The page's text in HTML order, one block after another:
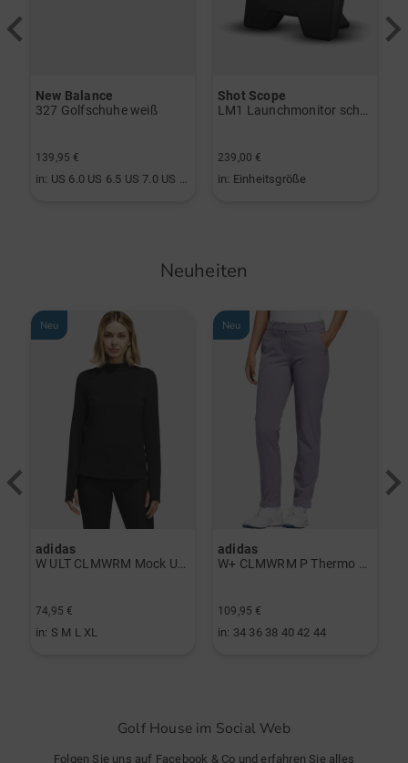
New Balance
327 Golfschuhe weiß
139,95 €
in: US 6.0 US 6.5 US 7.0 US 7.5 US 8.0 US 8.5 US 9.0 US 9.5 US 10.0
Shot Scope
239,00 €
in: Einheitsgröße
Neuheiten
Neu
adidas
74,95 €
in: S M L XL
Neu
adidas
109,95 €
in: 34 36 38 40 42 44
Golf House im Social Web
Folgen Sie uns auf Facebook & Co und erfahren Sie alles